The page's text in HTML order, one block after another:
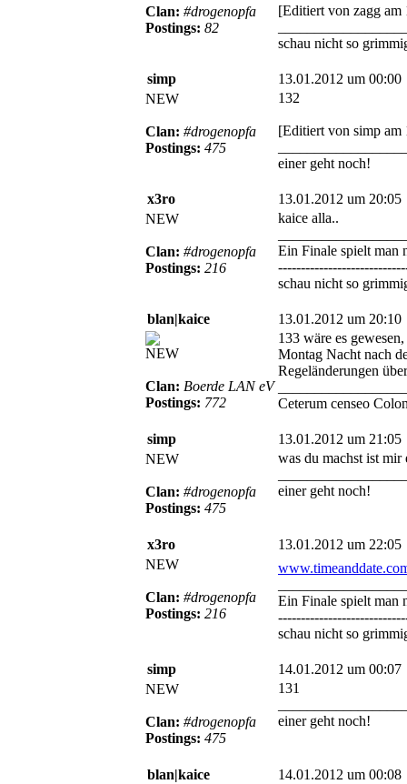
Clan: #drogenopfa
Postings: 82
[Editiert von zagg am
schau nicht so
simp
13.01.2012 um 00:00
NEW
Clan: #drogenopfa
Postings: 475
132
[Editiert von simp am
einer geht noch!
x3ro
13.01.2012 um 20:05
NEW
Clan: #drogenopfa
Postings: 216
kaice alla..
Ein Finale spielt man
schau nicht so
blan|kaice 13.01.2012 um 20:10
NEW
Clan: Boerde LAN eV
Postings: 772
133 wäre es
Montag Nacht nach
Regeländerungen
Ceterum censeo
simp
13.01.2012 um 21:05
NEW
Clan: #drogenopfa
Postings: 475
was du machst ist
einer geht noch!
x3ro
13.01.2012 um 22:05
NEW
Clan: #drogenopfa
Postings: 216
Ein Finale spielt man
schau nicht so
simp
14.01.2012 um 00:07
NEW
Clan: #drogenopfa
Postings: 475
131
einer geht noch!
blan|kaice 14.01.2012 um 00:08